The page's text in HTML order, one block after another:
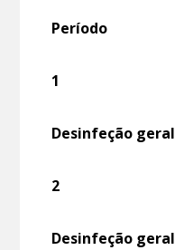
Período
1
Desinfeção geral
2
Desinfeção geral